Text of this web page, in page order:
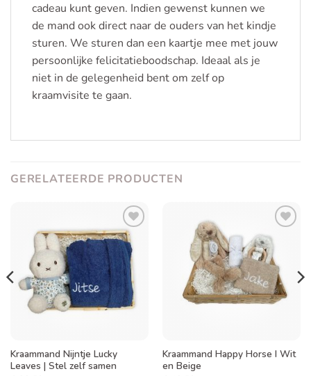
cadeau kunt geven. Indien gewenst kunnen we
de mand ook direct naar de ouders van het kindje
sturen. We sturen dan een kaartje mee met jouw
persoonlijke felicitatieboodschap. Ideaal als je
niet in de gelegenheid bent om zelf op
kraamvisite te gaan.
GERELATEERDE PRODUCTEN
Toevoegen
aan
verlanglijst
Kraammand Nijntje Lucky
Leaves | Stel zelf samen
Toevoegen
aan
verlanglijst
Kraammand Happy Horse I Wit
en Beige